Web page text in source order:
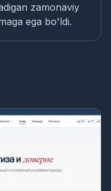
zamonaviy
ega bo'ldi.